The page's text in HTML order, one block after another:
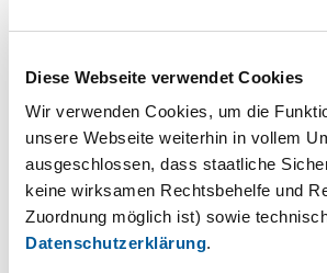
Diese Webseite verwendet Cookies
Wir verwenden Cookies, um die
unsere Webseite weiterhin in vollem
ausgeschlossen, dass staatliche
keine wirksamen Rechtsbehelfe und
Zuordnung möglich ist) sowie
Datenschutzerklärung.